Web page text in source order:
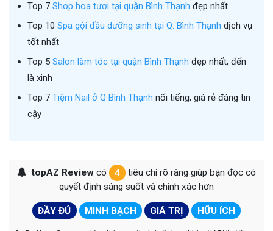
Top 7 Shop hoa tươi tại quận Bình Thạnh đẹp nhất
Top 10 Spa gội đầu dưỡng sinh tại Q. Bình Thạnh dịch vụ
tốt nhất
Top 5 Salon làm tóc tại quận Bình Thạnh đẹp nhất, đến
là xinh
Top 7 Tiệm Nail ở Q Bình Thạnh nổi tiếng, giá rẻ đáng tin
cậy
topAZ Reviewcó 4
tiêu chí rõ ràng giúp bạn đọc có
quyết định sáng suốt và chính xác hơn
ĐẦY ĐỦ MINH BẠCH GIÁ TRỊ HỮU ÍCH